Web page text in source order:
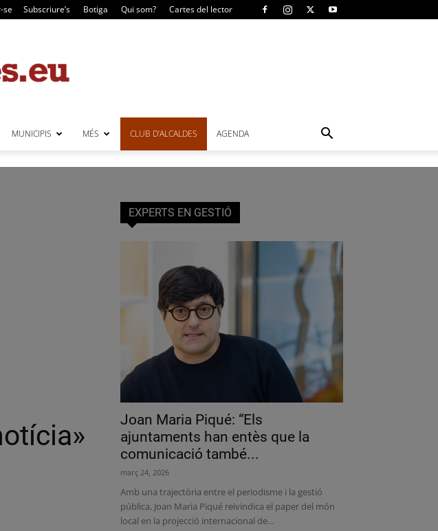
se Subscriure’s Botiga Qui som? Cartes del lector
MUNICIPIS MÉS CLUB D’ALCALDES AGENDA
EXPERTS EN GESTIÓ
Joan Maria Piqué: “Els
ajuntaments han entès que la
comunicació també...
març 24, 2026
Amb una trajectòria entre el periodisme i la gestió
pública, Joan Maria Piqué reivindica el paper del món
local en la projecció internacional de...